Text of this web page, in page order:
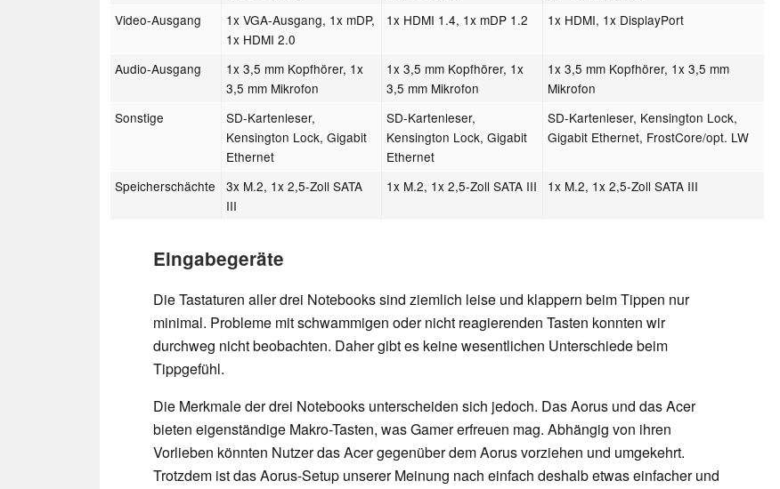
Video-Ausgang
1x VGA-Ausgang, 1x mDP,
1x HDMI 2.0
1x HDMI 1.4, 1x mDP 1.2 1x HDMI, 1x DisplayPort
Audio-Ausgang
1x 3,5 mm Kopfhörer, 1x
3,5 mm Mikrofon
1x 3,5 mm Kopfhörer, 1x
3,5 mm Mikrofon
1x 3,5 mm Kopfhörer, 1x 3,5 mm
Mikrofon
Sonstige
SD-Kartenleser,
Kensington Lock, Gigabit
Ethernet
SD-Kartenleser,
Kensington Lock, Gigabit
Ethernet
SD-Kartenleser, Kensington Lock,
Gigabit Ethernet, FrostCore/opt. LW
Speicherschächte
3x M.2, 1x 2,5-Zoll SATA
III
1x M.2, 1x 2,5-Zoll SATA III 1x M.2, 1x 2,5-Zoll SATA III
Eingabegeräte
Die Tastaturen aller drei Notebooks sind ziemlich leise und klappern beim Tippen nur
minimal. Probleme mit schwammigen oder nicht reagierenden Tasten konnten wir
durchweg nicht beobachten. Daher gibt es keine wesentlichen Unterschiede beim
Tippgefühl.
Die Merkmale der drei Notebooks unterscheiden sich jedoch. Das Aorus und das Acer
bieten eigenständige Makro-Tasten, was Gamer erfreuen mag. Abhängig von ihren
Vorlieben könnten Nutzer das Acer gegenüber dem Aorus vorziehen und umgekehrt.
Trotzdem ist das Aorus-Setup unserer Meinung nach einfach deshalb etwas einfacher und